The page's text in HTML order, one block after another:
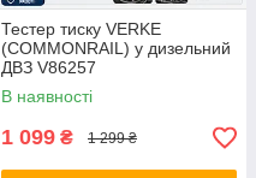
Тестер тиску VERKE
(COMMONRAIL) у дизельний
ДВЗ V86257
В наявності
1 099 ₴ 1 299 ₴